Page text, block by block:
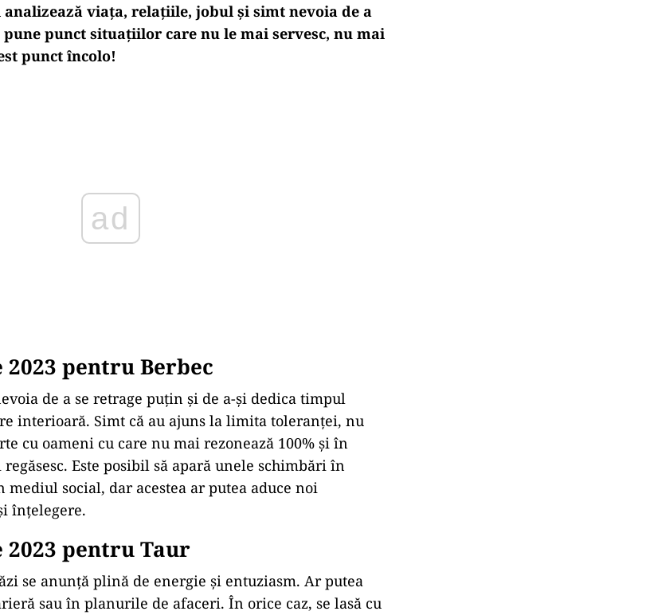
viața, relațiile, jobul și simt nevoia de a
punct situațiilor care nu le mai servesc, nu mai
punct încolo!
pentru Berbec
de a se retrage puțin și de a-și dedica timpul
interioară. Simt că au ajuns la limita toleranței, nu
cu oameni cu care nu mai rezonează 100% și în
Este posibil să apară unele schimbări în
social, dar acestea ar putea aduce noi
înțelegere.
pentru Taur
se anunță plină de energie și entuziasm. Ar putea
sau în planurile de afaceri. În orice caz, se lasă cu